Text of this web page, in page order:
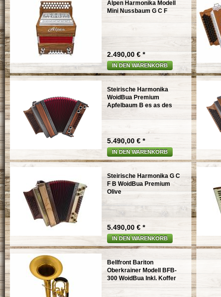
Alpen Harmonika Modell
Mini Nussbaum G C F
2.490,00 € *
IN DEN WARENKORB
Steirische Harmonika
WoidBua Premium
Apfelbaum B es as des
5.490,00 € *
IN DEN WARENKORB
Steirische Harmonika G C
F B WoidBua Premium
Olive
5.490,00 € *
IN DEN WARENKORB
Bellfront Bariton
Oberkrainer Modell BFB-
300 WoidBua Inkl. Koffer